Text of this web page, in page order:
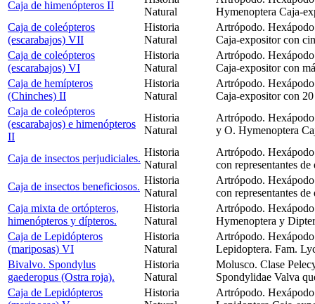
Caja de himenópteros II
Natural
Hymenoptera Caja-
Caja de coleópteros
(escarabajos) VII
Historia
Natural
Artrópodo.
Caja-expositor con
Caja de coleópteros
(escarabajos) VI
Historia
Natural
Artrópodo.
Caja-expositor con
Caja de hemípteros
(Chinches) II
Historia
Natural
Artrópodo.
Caja-expositor con
Caja de coleópteros
(escarabajos) e himenópteros
II
Historia
Natural
Artrópodo.
y O. Hymenoptera
Caja de insectos perjudiciales.
Historia
Natural
Artrópodo.
con representantes
Caja de insectos beneficiosos.
Historia
Natural
Artrópodo.
con representantes
Caja mixta de ortópteros,
himenópteros y dípteros.
Historia
Natural
Artrópodo.
Hymenoptera y
Caja de Lepidópteros
(mariposas) VI
Historia
Natural
Artrópodo.
Lepidoptera. Fam.
Bivalvo. Spondylus
gaederopus (Ostra roja).
Historia
Natural
Molusco. Clase
Spondylidae Valva
Caja de Lepidópteros
Historia
Artrópodo.